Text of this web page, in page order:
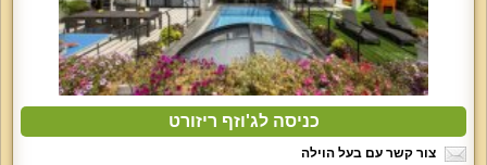
כניסה לג'וזף ריזורט
צור קשר עם בעל הוילה